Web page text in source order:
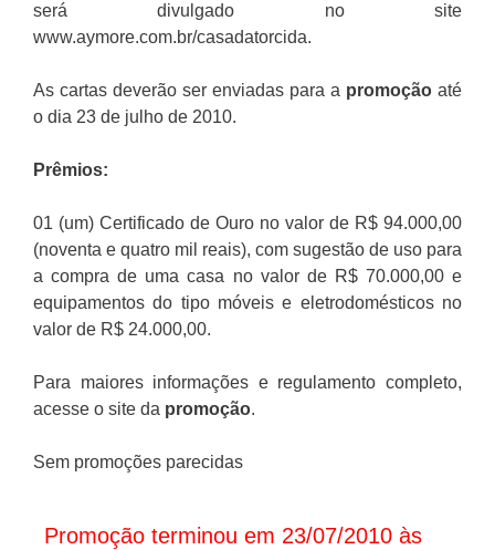
será divulgado no site
www.aymore.com.br/casadatorcida.
As cartas deverão ser enviadas para a promoção até
o dia 23 de julho de 2010.
Prêmios:
01 (um) Certificado de Ouro no valor de R$ 94.000,00
(noventa e quatro mil reais), com sugestão de uso para
a compra de uma casa no valor de R$ 70.000,00 e
equipamentos do tipo móveis e eletrodomésticos no
valor de R$ 24.000,00.
Para maiores informações e regulamento completo,
acesse o site da promoção.
Sem promoções parecidas
Promoção terminou em 23/07/2010 às